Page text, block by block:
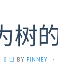
树
6 日 BY FINNEY ·